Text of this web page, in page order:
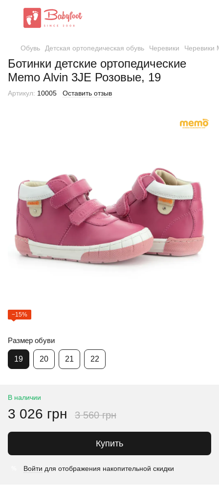
Обувь Детская ортопедическая обувь Черевики Черевики
Ботинки детские ортопедические
Memo Alvin 3JE Розовые, 19
Артикул: 10005 Оставить отзыв
−15%
Размер обуви
19 20 21 22
В наличии
3 026 грн 3 560 грн
Купить
Войти для отображения накопительной скидки